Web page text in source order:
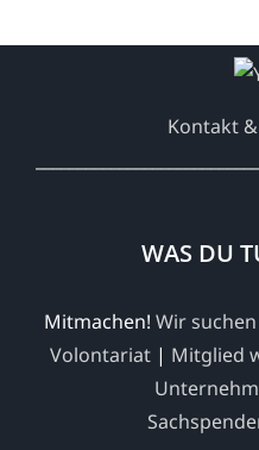
Kontakt
WAS DU
Mitmachen! Wir
Volontariat | Mitglied